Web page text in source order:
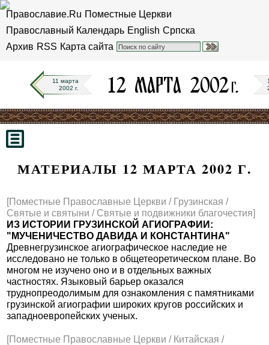
Православие.Ru Поместные Церкви
Православный Календарь English Српска
Архив RSS Карта сайта
11 марта
2002 г.
МАТЕРИАЛЫ 12 МАРТА 2002 Г.
[Поместные Православные Церкви / Грузинская /
Святые и святыни / Святые и подвижники благочестия]
ИЗ ИСТОРИИ ГРУЗИНСКОЙ АГИОГРАФИИ:
"МУЧЕНИЧЕСТВО ДАВИДА И КОНСТАНТИНА"
Древнегрузинское агиографическое наследие не
исследовано не только в общетеоретическом плане. Во
многом не изучено оно и в отдельных важных
частностях. Языковый барьер оказался
труднопреодолимым для ознакомления с памятниками
грузинской агиографии широких кругов российских и
западноевропейских ученых.
[Поместные Православные Церкви / Китайская /